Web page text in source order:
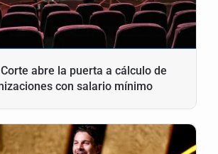
abre la puerta a cálculo de
con salario mínimo